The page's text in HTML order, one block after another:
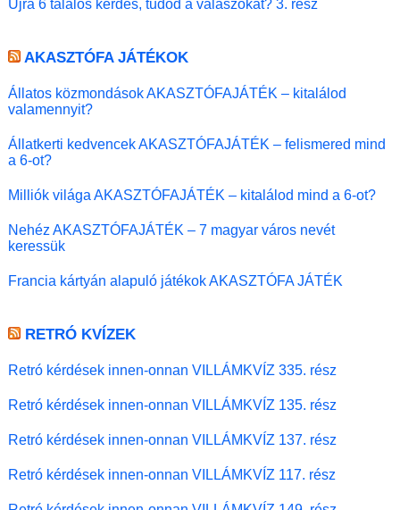
Újra 6 találós kérdés, tudod a válaszokat? 3. rész
AKASZTÓFA JÁTÉKOK
Állatos közmondások AKASZTÓFAJÁTÉK – kitalálod
valamennyit?
Állatkerti kedvencek AKASZTÓFAJÁTÉK – felismered mind
a 6-ot?
Milliók világa AKASZTÓFAJÁTÉK – kitalálod mind a 6-ot?
Nehéz AKASZTÓFAJÁTÉK – 7 magyar város nevét
keressük
Francia kártyán alapuló játékok AKASZTÓFA JÁTÉK
RETRÓ KVÍZEK
Retró kérdések innen-onnan VILLÁMKVÍZ 335. rész
Retró kérdések innen-onnan VILLÁMKVÍZ 135. rész
Retró kérdések innen-onnan VILLÁMKVÍZ 137. rész
Retró kérdések innen-onnan VILLÁMKVÍZ 117. rész